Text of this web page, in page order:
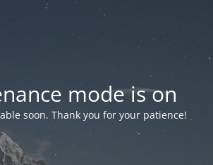
mode is on
soon. Thank you for your patience!